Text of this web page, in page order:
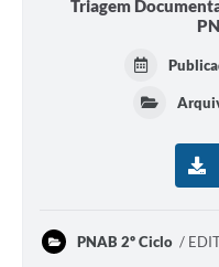
Triagem
PNAB 2º Ciclo